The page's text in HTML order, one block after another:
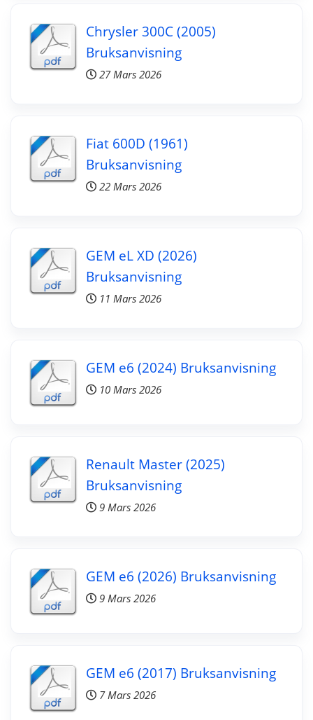
Chrysler 300C (2005)
Bruksanvisning
27 Mars 2026
Fiat 600D (1961)
Bruksanvisning
22 Mars 2026
GEM eL XD (2026)
Bruksanvisning
11 Mars 2026
GEM e6 (2024) Bruksanvisning
10 Mars 2026
Renault Master (2025)
Bruksanvisning
9 Mars 2026
GEM e6 (2026) Bruksanvisning
9 Mars 2026
GEM e6 (2017) Bruksanvisning
7 Mars 2026